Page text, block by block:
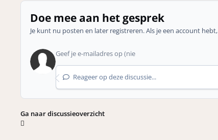
Doe mee aan het gesprek
Je kunt nu posten en later registreren. Als je een account hebt,
Reageer op deze discussie...
Ga naar discussieoverzicht